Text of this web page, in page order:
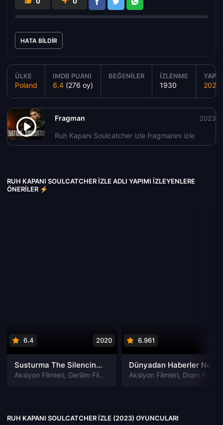
HATA BILDIR
ÜLKE
Poland
IMDB PUANI
6.4 (276 oy)
BEĞENILER İZLENME
1930 2023
Fragman
Ruh Kapanı Soulcatcher izle fragmanını izle
2023
RUH KAPANI SOULCATCHER IZLE ADLI YAPIMI İZLEYENLERE
ÖNERILER ⚡
6.4 2020
Susturma The Silencing izle
Aksiyon Filmleri, Gerilim Filmleri Gizem Filmleri,Suç Filmleri
6.961
Aksiyon Filmleri, Dram Filmleri
RUH KAPANI SOULCATCHER IZLE (2023) OYUNCULARI